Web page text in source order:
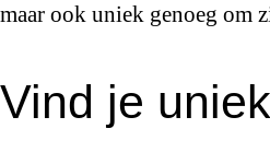
maar ook uniek genoeg om
Vind je